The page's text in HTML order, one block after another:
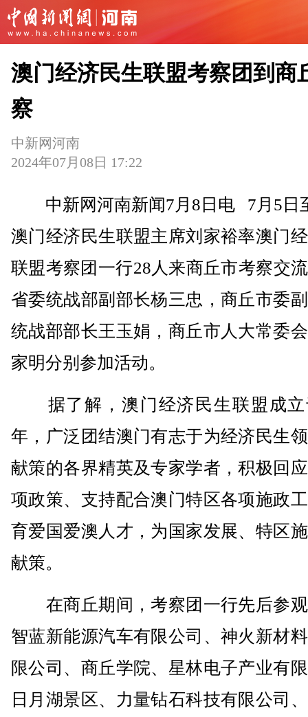
澳门经济民生联盟考察团到商
察
中新网河南
2024年07月08日 17:22
中新网河南新闻7月8日电 7月5日
澳门经济民生联盟主席刘家裕率澳门
联盟考察团一行28人来商丘市考察交
省委统战部副部长杨三忠，商丘市委
统战部部长王玉娟，商丘市人大常委
家明分别参加活动。
据了解，澳门经济民生联盟成立
年，广泛团结澳门有志于为经济民生
献策的各界精英及专家学者，积极回
项政策、支持配合澳门特区各项施政
育爱国爱澳人才，为国家发展、特区
献策。
在商丘期间，考察团一行先后参
智蓝新能源汽车有限公司、神火新材
限公司、商丘学院、星林电子产业有
日月湖景区、力量钻石科技有限公司